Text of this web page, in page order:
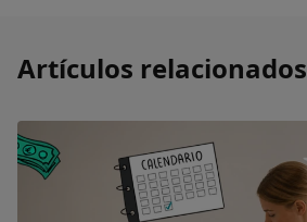
Artículos relacionados